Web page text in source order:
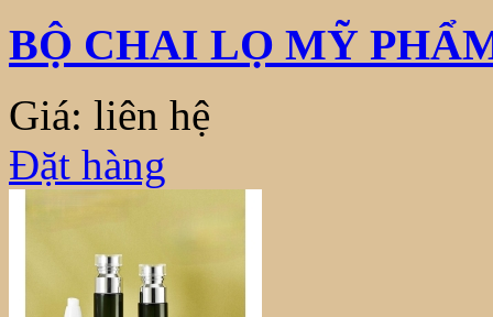
BỘ CHAI LỌ MỸ
Giá: liên hệ
Đặt hàng